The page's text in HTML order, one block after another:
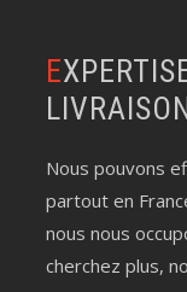
EXPERTISE AUTO
Nous pouvons
partout en
nous nous
cherchez plus,